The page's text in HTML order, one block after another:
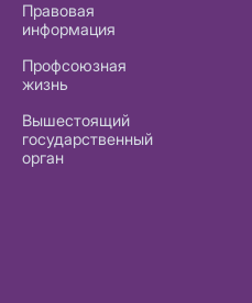
Правовая
информация
Профсоюзная
жизнь
Вышестоящий
государственный
орган